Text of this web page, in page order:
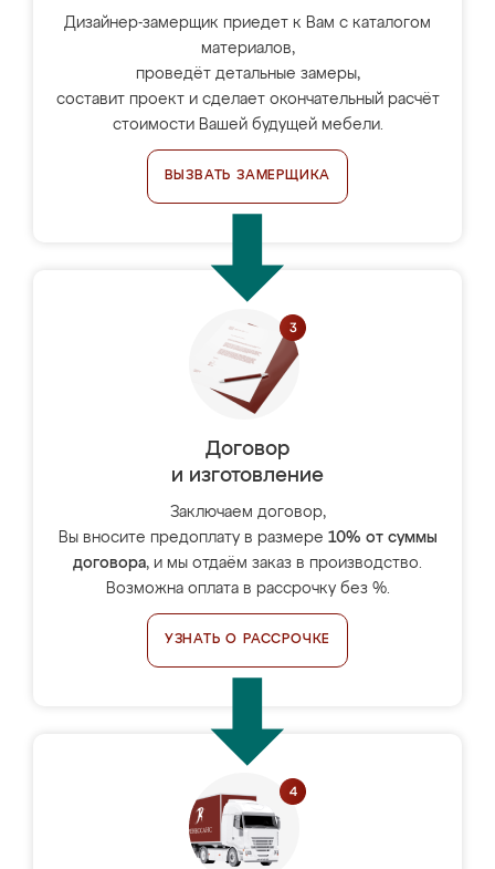
Дизайнер-замерщик приедет к Вам с каталогом
материалов,
проведёт детальные замеры,
составит проект и сделает окончательный расчёт
стоимости Вашей будущей мебели.
ВЫЗВАТЬ ЗАМЕРЩИКА
Договор
и изготовление
Заключаем договор,
Вы вносите предоплату в размере 10% от суммы
договора, и мы отдаём заказ в производство.
Возможна оплата в рассрочку без %.
УЗНАТЬ О РАССРОЧКЕ